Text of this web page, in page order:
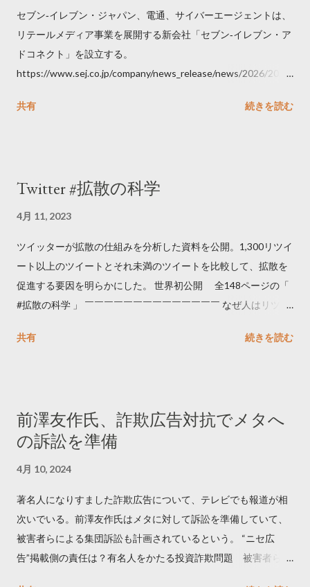
セブン‐イレブン・ジャパン、電通、サイバーエージェントは、
リテールメディア事業を展開する新会社「セブン‐イレブン・ア
ドコネクト」を設立する。
https://www.sej.co.jp/company/news_release/news/2026/2026
共有
続きを読む
Twitter #拡散の科学
4月 11, 2023
ツイッターが拡散の仕組みを分析した資料を公開。1,300リツイ
ート以上のツイートとそれ未満のツイートを比較して、拡散を
促進する要因を明らかにした。 世界初公開 全148ページの「
#拡散の科学 」 ￣￣￣￣￣￣￣￣￣￣￣￣￣￣ なぜ人はリツイ
学しました。 ー バズの目安は1300リツイート ー 人は16の熱量
トするのか？ https://marketing.twitter.com/ja/insights/kakusan
共有 続きを読む
前澤友作氏、詐欺広告対抗でメタへ
の訴訟を準備
4月 10, 2024
著名人になりすました詐欺広告について、テレビでも報道が相
次いでいる。前澤友作氏はメタに対して訴訟を準備していて、
被害者らによる集団訴訟も計画されているという。 “ニセ広
告”掲載側の責任は？有名人をかたる投資詐欺問題 被害者らが